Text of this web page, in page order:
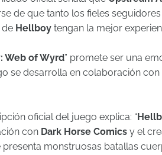
de que tanto los fieles
de Hellboy tengan la mejor
Web of Wyrd” promete ser una
se desarrolla en colaboración con
oficial del juego explica: “
con Dark Horse Comics y el
presenta monstruosas batallas